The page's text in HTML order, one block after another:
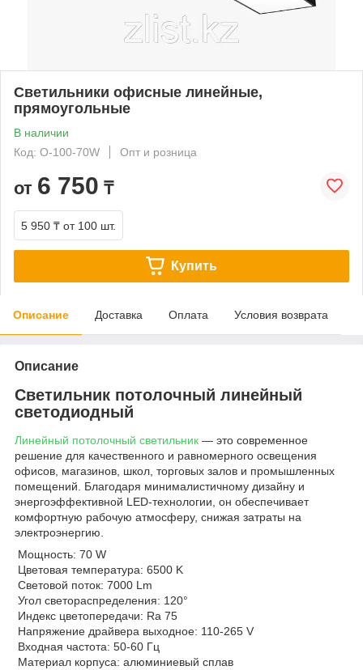
Светильники офисные линейные,
прямоугольные
В наличии
Код: O-100-70W
Опт и розница
от 6 750 ₸
5 950 ₸ от 100 шт.
Купить
Описание Доставка Оплата Условия возврата
Описание
Светильник потолочный линейный
светодиодный
Линейный потолочный светильник — это современное
решение для качественного и равномерного освещения
офисов, магазинов, школ, торговых залов и промышленных
помещений. Благодаря минималистичному дизайну и
энергоэффективной LED-технологии, он обеспечивает
комфортную рабочую атмосферу, снижая затраты на
электроэнергию.
Мощность: 70 W
Цветовая температура: 6500 K
Световой поток: 7000 Lm
Угол светораспределения: 120°
Индекс цветопередачи: Ra 75
Напряжение драйвера выходное: 110-265 V
Входная частота: 50-60 Гц
Материал корпуса: алюминиевый сплав